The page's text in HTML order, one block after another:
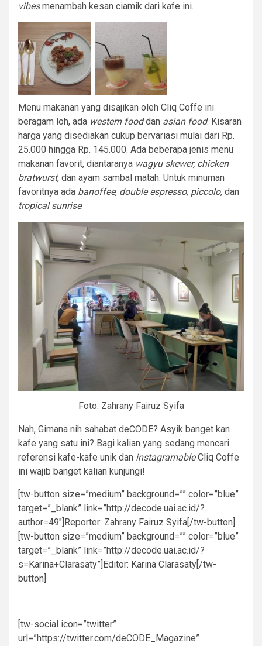
vibesmenambah kesan ciamik dari kafe ini.
Menu makanan yang disajikan oleh Cliq Coffe ini
beragam loh, ada western fooddan asian food. Kisaran
harga yang disediakan cukup bervariasi mulai dari Rp.
25.000 hingga Rp. 145.000. Ada beberapa jenis menu
makanan favorit, diantaranya wagyu skewer, chicken
bratwurst, dan ayam sambal matah. Untuk minuman
favoritnya ada banoffee, double espresso, piccolo, dan
tropical sunrise.
Foto: Zahrany Fairuz Syifa
Nah, Gimana nih sahabat deCODE? Asyik banget kan
kafe yang satu ini? Bagi kalian yang sedang mencari
referensi kafe-kafe unik dan instagramableCliq Coffe
ini wajib banget kalian kunjungi!
[tw-button size=”medium” background=”” color=”blue”
target=”_blank” link=”http://decode.uai.ac.id/?
author=49″]Reporter: Zahrany Fairuz Syifa[/tw-button]
[tw-button size=”medium” background=”” color=”blue”
target=”_blank” link=”http://decode.uai.ac.id/?
s=Karina+Clarasaty”]Editor: Karina Clarasaty[/tw-
button]
[tw-social icon=”twitter”
url=”https://twitter.com/deCODE_Magazine”